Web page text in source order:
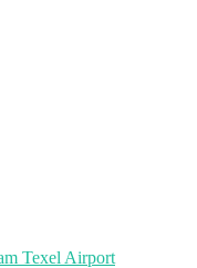
Texel Airport